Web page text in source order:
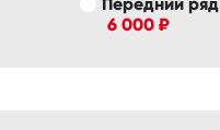
6 000 ₽